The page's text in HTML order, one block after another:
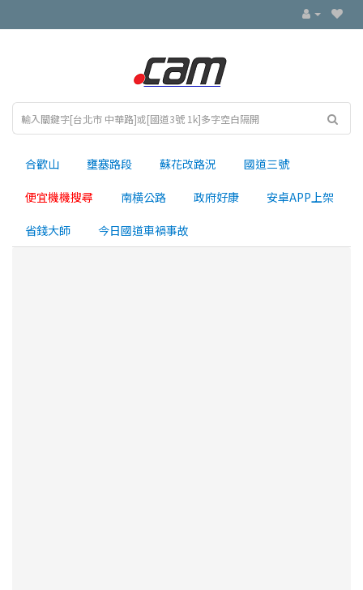
合歡山 壅塞路段 蘇花改路況 國道三號
便宜機機搜尋 南横公路 政府好康 安卓APP上架
省錢大師 今日國道車禍事故